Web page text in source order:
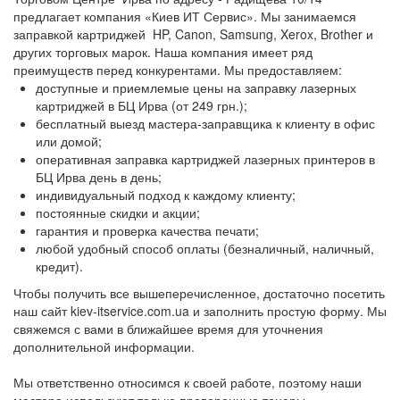
Заправка картриджей в БЦ Подол Плаза
Заправка картриджей в БЦ Доминант
Заправка картриджей в БЦ Панорама
Заправка картриджей в БЦ Horizon Park
Заправка картриджей в БЦ Фабула Плаза
Заправка картриджей в БЦ Украино-
Израильская Палата
Заправка картриджей в БЦ Ренесанс
Заправка картриджей в БЦ Alacor
Заправка картриджей в БЦ Подол Бизнес Тауер
Заправка картриджей в БЦ РИКО
Заправка картриджей в БЦ Ферммаш
предлагает компания «Киев ИТ Сервис». Мы занимаемся
заправкой картриджей HP, Canon, Samsung, Xerox, Brother и
других торговых марок. Наша компания имеет ряд
преимуществ перед конкурентами. Мы предоставляем:
доступные и приемлемые цены на заправку лазерных
картриджей в БЦ Ирва (от 249 грн.);
бесплатный выезд мастера-заправщика к клиенту в офис
или домой;
оперативная заправка картриджей лазерных принтеров в
БЦ Ирва день в день;
индивидуальный подход к каждому клиенту;
постоянные скидки и акции;
гарантия и проверка качества печати;
любой удобный способ оплаты (безналичный, наличный,
кредит).
Чтобы получить все вышеперечисленное, достаточно посетить
наш сайт kiev-itservice.com.ua и заполнить простую форму. Мы
свяжемся с вами в ближайшее время для уточнения
дополнительной информации.
Мы ответственно относимся к своей работе, поэтому наши